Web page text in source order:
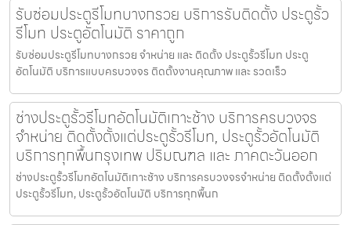
รับซ่อมประตูรีโมทบางกรวย บริการรับติดตั้ง ประตูรั้ว
รีโมท ประตูอัตโนมัติ ราคาถูก
รับซ่อมประตูรีโมทบางกรวย จำหน่าย และ ติดตั้ง ประตูรั้วรีโมท ประตู
อัตโนมัติ บริการแบบครบวงจร ติดตั้งงานคุณภาพ และ รวดเร็ว
ช่างประตูรั้วรีโมทอัตโนมัติเกาะช้าง บริการครบวงจร
จำหน่าย ติดตั้งตั้งแต่ประตูรั้วรีโมท, ประตูรั้วอัตโนมัติ
บริการทุกพื้นกรุงเทพ ปริมณฑล และ ภาคตะวันออก
ช่างประตูรั้วรีโมทอัตโนมัติเกาะช้าง บริการครบวงจรจำหน่าย ติดตั้งตั้งแต่
ประตูรั้วรีโมท, ประตูรั้วอัตโนมัติ บริการทุกพื้นก